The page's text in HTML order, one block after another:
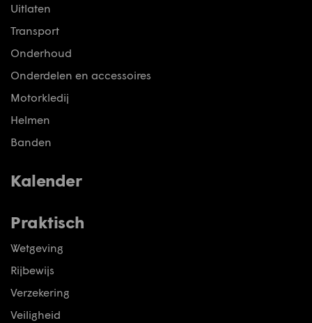
Uitlaten
Transport
Onderhoud
Onderdelen en accessoires
Motorkledij
Helmen
Banden
Kalender
Praktisch
Wetgeving
Rijbewijs
Verzekering
Veiligheid